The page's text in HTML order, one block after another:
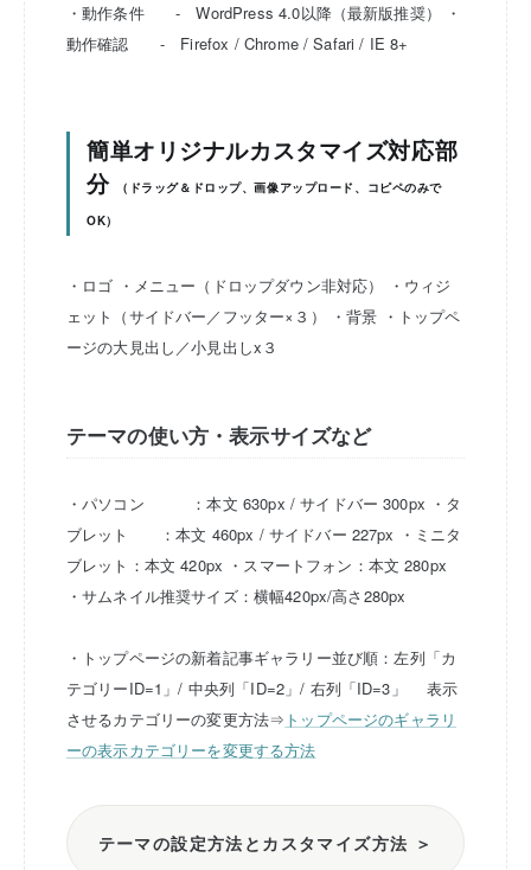
・動作条件 - WordPress 4.0以降（最新版推奨）
・
動作確認 - Firefox / Chrome / Safari / IE 8+
簡単オリジナルカスタマイズ対応部
分
（ドラッグ＆ドロップ、画像アップロード、コピペのみで
OK）
・ロゴ ・メニュー（ドロップダウン非対応）
・ウィジ
ェット（サイドバー／フッター×３）
・背景 ・トップペ
ージの大見出し／小見出しx３
テーマの使い方・表示サイズなど
・パソコン ：本文 630px / サイドバー 300px ・タ
ブレット ：本文 460px / サイドバー 227px ・ミニタ
ブレット：本文 420px ・スマートフォン：本文 280px
・サムネイル推奨サイズ：横幅420px/高さ280px
・トップページの新着記事ギャラリー並び順：左列「カ
テゴリーID=1」/ 中央列「ID=2」/ 右列「ID=3」
表示
させるカテゴリーの変更方法⇒ トップページのギャラリ
ーの表示カテゴリーを変更する方法
テーマの設定方法とカスタマイズ方法 ＞